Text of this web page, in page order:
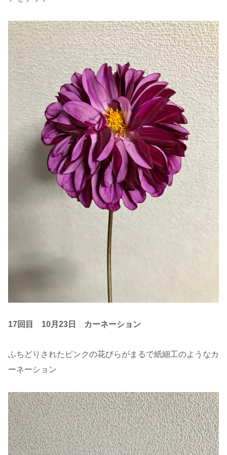
17回目 10月23日 カーネーション
ふちどりされたピンクの花びらがまるで紙細工のようなカ
ーネーション